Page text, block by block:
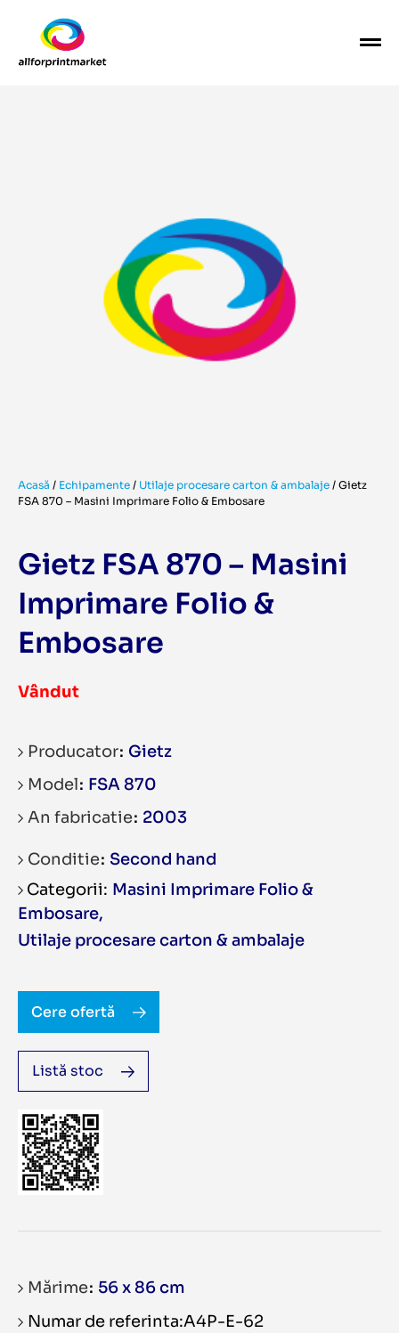
Acasă / Echipamente / Utilaje procesare carton & ambalaje / Gietz
FSA 870 – Masini Imprimare Folio & Embosare
Gietz FSA 870 – Masini
Imprimare Folio &
Embosare
Vândut
Producator Gietz
Model FSA 870
An fabricatie 2003
Conditie Second hand
Masini Imprimare Folio &
Embosare
,
Utilaje procesare carton & ambalaje
Cere ofertă
Listă stoc
Mărime 56 x 86 cm
Numar de referinta:A4P-E-62